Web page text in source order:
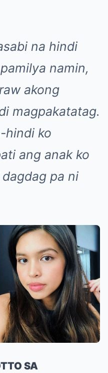
na hindi
namin,
akong
magpakatatag.
hindi ko
ang anak ko
pa ni
SA